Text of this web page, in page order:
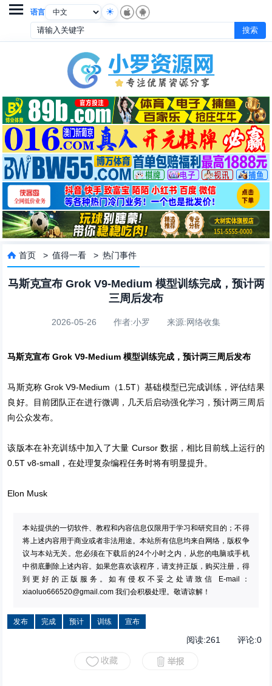
语言

 首页 >值得一看 >热门事件
马斯克宣布 Grok V9-Medium 模型训练完成，预计两
三周后发布
2026-05-26 作者:小罗 来源:网络收集
马斯克宣布 Grok V9-Medium 模型训练完成，预计两三周后发布
马斯克称 Grok V9-Medium（1.5T）基础模型已完成训练，评估结果
良好。目前团队正在进行微调，几天后启动强化学习，预计两三周后
向公众发布。
该版本在补充训练中加入了大量 Cursor 数据，相比目前线上运行的
0.5T v8-small，在处理复杂编程任务时将有明显提升。
Elon Musk
本站提供的一切软件、教程和内容信息仅限用于学习和研究目的；不得
将上述内容用于商业或者非法用途。本站所有信息均来自网络，版权争
议与本站无关。您必须在下载后的24个小时之内，从您的电脑或手机
中彻底删除上述内容。如果您喜欢该程序，请支持正版，购买注册，得
到更好的正版服务。如有侵权不妥之处请致信 E-mail：
xiaoluo666520@gmail.com 我们会积极处理。敬请谅解！
发布 完成 预计 训练 宣布
阅读:261 评论:0